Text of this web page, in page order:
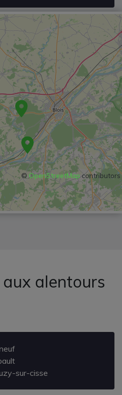
© OpenStreetMapcontributors
alentours
sur-cisse